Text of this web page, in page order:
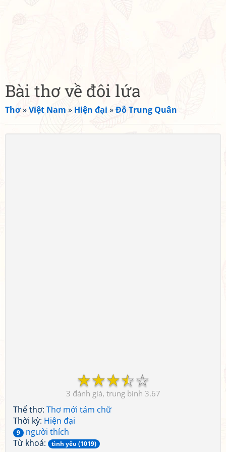
Bài thơ về đôi lứa
Thơ»Việt Nam » Hiện đại »Đỗ Trung Quân
☆
☆
☆
☆
☆
3 3.67
Thể thơ: Thơ mới tám chữ
Thời kỳ: Hiện đại
9
người thích
Từ khoá:
tình yêu (1019)